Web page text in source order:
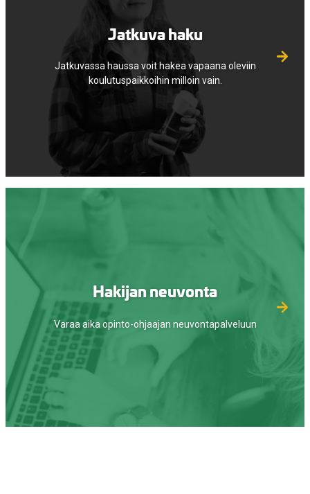
Jatkuva haku
Jatkuvassa haussa voit hakea vapaana oleviin
koulutuspaikkoihin milloin vain.
Hakijan neuvonta
Varaa aika opinto-ohjaajan neuvontapalveluun